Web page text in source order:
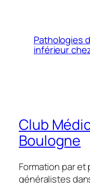
Pathologies
inférieur
Club
Boulogne
Formation par
généralistes